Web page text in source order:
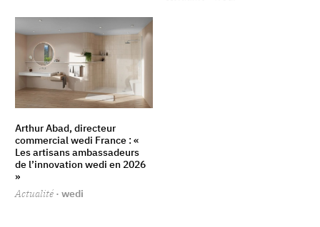
Arthur Abad, directeur
commercial wedi France : «
Les artisans ambassadeurs
de l’innovation wedi en 2026
»
Actualité · wedi